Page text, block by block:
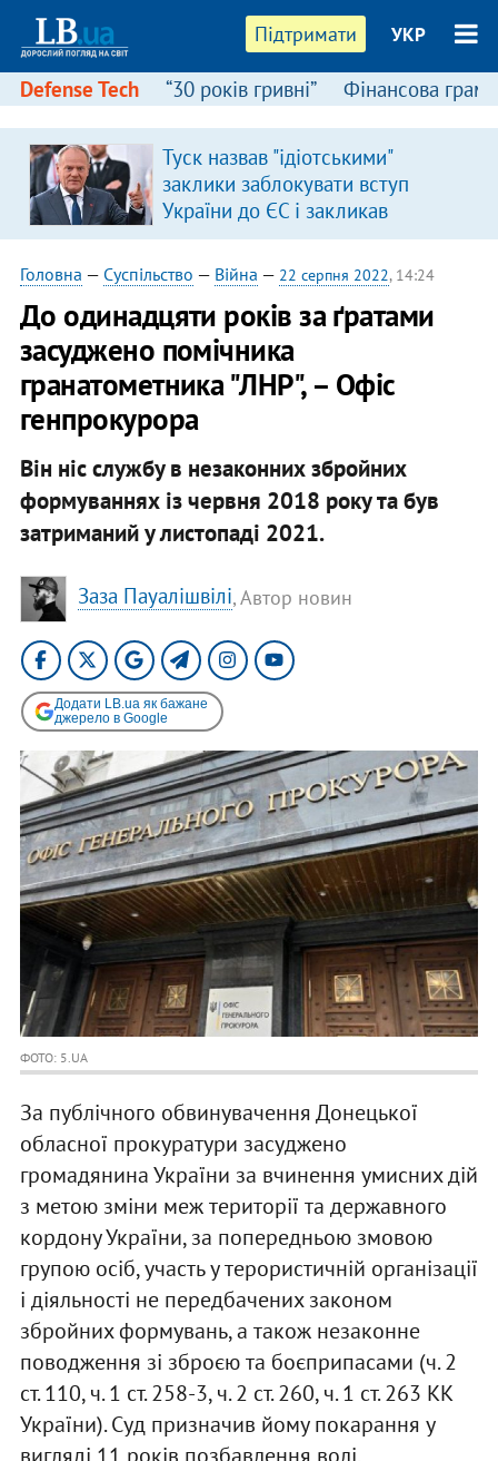
Підтримати УКР
Defense Tech “30 років гривні” Фінансова
Туск назвав "ідіотськими"
заклики заблокувати вступ
України до ЄС і закликав
припинити антиукраїнську
риторику
Головна — Суспільство — Війна — 22 серпня 2022, 14:24
До одинадцяти років за ґратами
засуджено помічника
гранатометника "ЛНР", – Офіс
генпрокурора
Він ніс службу в незаконних збройних
формуваннях із червня 2018 року та був
затриманий у листопаді 2021.
Заза Пауалішвілі, Автор новин
Додати LB.ua як бажане
джерело в Google
ФОТО: 5.UA
За публічного обвинувачення Донецької
обласної прокуратури засуджено
громадянина України за вчинення умисних дій
з метою зміни меж території та державного
кордону України, за попередньою змовою
групою осіб, участь у терористичній організації
і діяльності не передбачених законом
збройних формувань, а також незаконне
поводження зі зброєю та боєприпасами (ч. 2
ст. 110, ч. 1 ст. 258-3, ч. 2 ст. 260, ч. 1 ст. 263 КК
України). Суд призначив йому покарання у